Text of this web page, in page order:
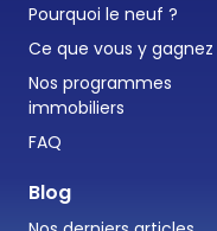
Pourquoi le neuf ?
Ce que vous y gagnez
Nos programmes
immobiliers
FAQ
Blog